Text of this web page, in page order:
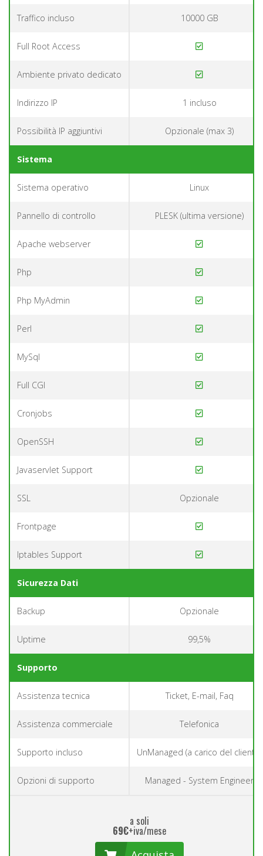
Traffico incluso 10000 GB
Full Root Access
Ambiente privato dedicato
Indirizzo IP 1 incluso
Possibilità IP aggiuntivi Opzionale (max 3)
Sistema
Sistema operativo Linux
Pannello di controllo PLESK (ultima versione)
Apache webserver
Php
Php MyAdmin
Perl
MySql
Full CGI
Cronjobs
OpenSSH
Javaservlet Support
SSL Opzionale
Frontpage
Iptables Support
Sicurezza Dati
Backup Opzionale
Uptime 99,5%
Supporto
Assistenza tecnica Ticket, E-mail, Faq
Assistenza commerciale Telefonica
Supporto incluso UnManaged (a carico del cliente)
Opzioni di supporto Managed - System Engineer
a soli
69€+iva/mese